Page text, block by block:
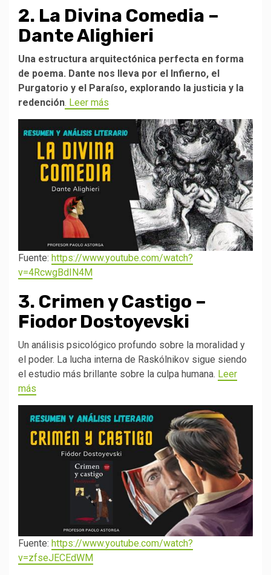
2. La Divina Comedia –
Dante Alighieri
Una estructura arquitectónica perfecta en forma
de poema. Dante nos lleva por el Infierno, el
Purgatorio y el Paraíso, explorando la justicia y la
redención. Leer más
Fuente: https://www.youtube.com/watch?
v=4RcwgBdIN4M
3. Crimen y Castigo –
Fiodor Dostoyevski
Un análisis psicológico profundo sobre la moralidad y
el poder. La lucha interna de Raskólnikov sigue siendo
el estudio más brillante sobre la culpa humana. Leer
más
Fuente: https://www.youtube.com/watch?
v=zfseJECEdWM